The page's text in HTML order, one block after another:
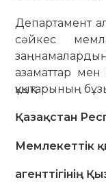
Департамент
сәйкес
азаматтар мен
құқықтарының
Қазақстан
Мемлекеттік
агенттігінің